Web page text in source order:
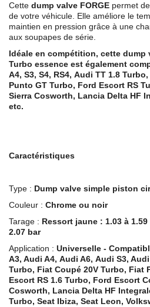
Cette dump valve FORGE permet
de votre véhicule. Elle améliore le
maintien en pression grâce à une
aux soupapes de série.
Idéale en compétition, cette dump
Turbo essence est également
A4, S3, S4, RS4, Audi TT 1.8 Turbo,
Punto GT Turbo, Ford Escort RS
Sierra Cosworth, Lancia Delta HF
etc.
Caractéristiques
Type : Dump valve simple piston
Couleur : Chrome ou noir
Tarage : Ressort jaune : 1.03 à 1.59
2.07 bar
Application : Universelle -
A3, Audi A4, Audi A6, Audi S3,
Turbo, Fiat Coupé 20V Turbo, Fiat
Escort RS 1.6 Turbo, Ford Escort
Cosworth, Lancia Delta HF
Turbo, Seat Ibiza, Seat Leon,